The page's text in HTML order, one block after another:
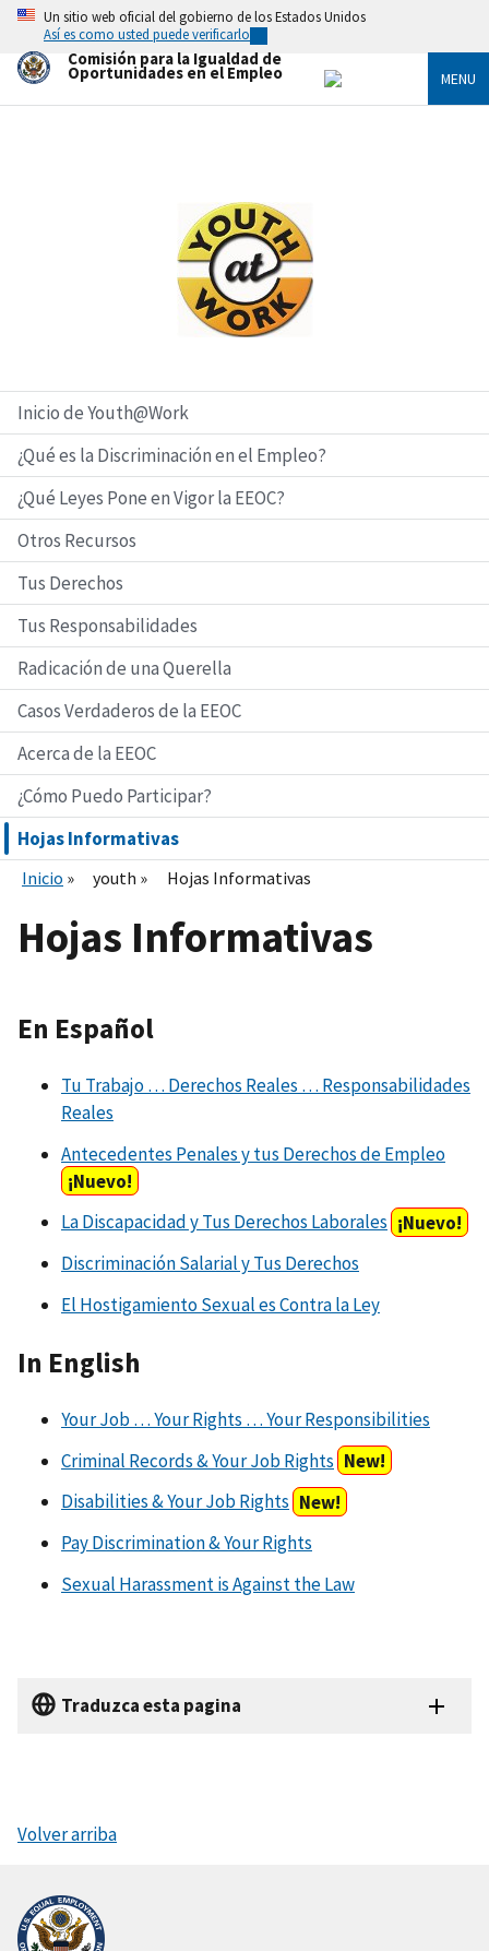
Skip
main
content
Un sitio web oficial del gobierno de los Estados Unidos
Así es como usted puede verificarlo
Comisión para la Igualdad de
Oportunidades en el Empleo MENU
Inicio de Youth@Work
¿Qué es la Discriminación en el Empleo?
¿Qué Leyes Pone en Vigor la EEOC?
Otros Recursos
Tus Derechos
Tus Responsabilidades
Radicación de una Querella
Casos Verdaderos de la EEOC
Acerca de la EEOC
¿Cómo Puedo Participar?
Hojas Informativas
Inicio youth Hojas Informativas
Hojas Informativas
En Español
Tu Trabajo … Derechos Reales … Responsabilidades
Reales
Antecedentes Penales y tus Derechos de Empleo
¡Nuevo!
La Discapacidad y Tus Derechos Laborales ¡Nuevo!
Discriminación Salarial y Tus Derechos
El Hostigamiento Sexual es Contra la Ley
In English
Your Job … Your Rights … Your Responsibilities
Criminal Records & Your Job Rights New!
Disabilities & Your Job Rights New!
Pay Discrimination & Your Rights
Sexual Harassment is Against the Law
Traduzca esta pagina
Volver arriba